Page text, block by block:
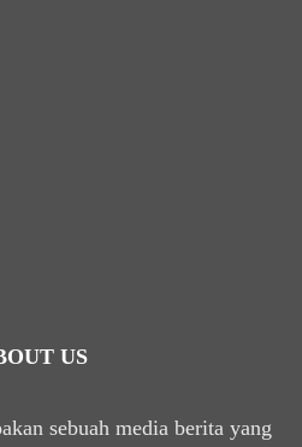
US
sebuah media berita yang